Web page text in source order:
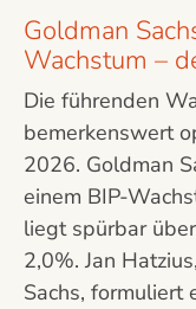
Goldman
Wachstum –
Die führenden
bemerkenswert
2026. Goldman
einem BIP-
liegt spürbar
2,0%. Jan
Sachs, formuliert